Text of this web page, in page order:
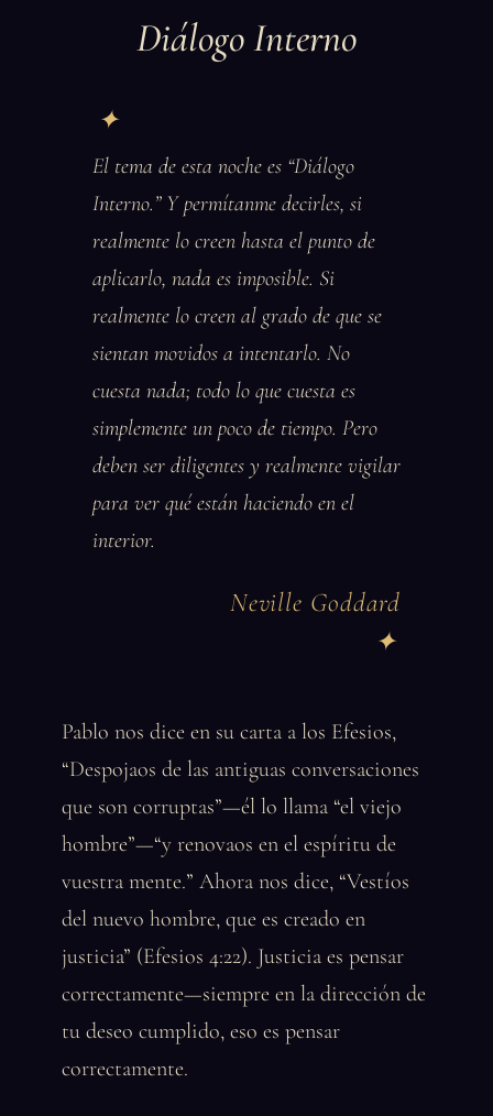
Diálogo Interno
El tema de esta noche es “Diálogo
Interno.” Y permítanme decirles, si
realmente lo creen hasta el punto de
aplicarlo, nada es imposible. Si
realmente lo creen al grado de que se
sientan movidos a intentarlo. No
cuesta nada; todo lo que cuesta es
simplemente un poco de tiempo. Pero
deben ser diligentes y realmente vigilar
para ver qué están haciendo en el
interior.
Neville Goddard
Pablo nos dice en su carta a los Efesios,
“Despojaos de las antiguas conversaciones
que son corruptas”—él lo llama “el viejo
hombre”—“y renovaos en el espíritu de
vuestra mente.” Ahora nos dice, “Vestíos
del nuevo hombre, que es creado en
justicia” (Efesios 4:22). Justicia es pensar
correctamente—siempre en la dirección de
tu deseo cumplido, eso es pensar
correctamente.